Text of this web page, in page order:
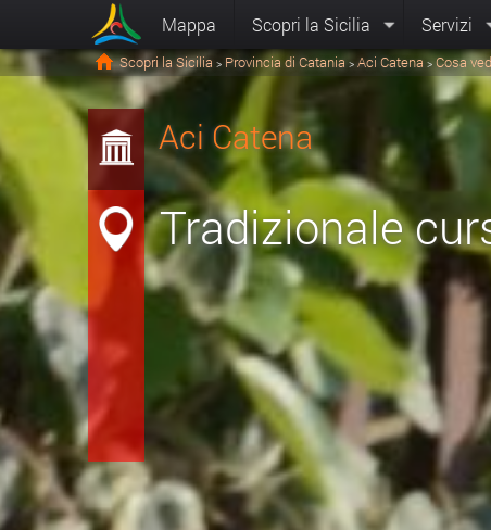
Mappa Scopri la Sicilia Servizi
Scopri la Sicilia > Provincia di Catania > Aci Catena > Cosa
Aci Catena
Tradizionale